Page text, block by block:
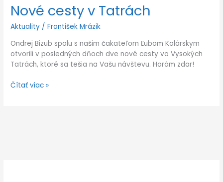
Nové cesty v Tatrách
Aktuality /František Mrázik
Ondrej Bizub spolu s našim čakateľom Ľubom Kolárskym
otvorili v posledných dňoch dve nové cesty vo Vysokých
Tatrách, ktoré sa tešia na Vašu návštevu. Horám zdar!
v
Tatrách
Čítať viac »